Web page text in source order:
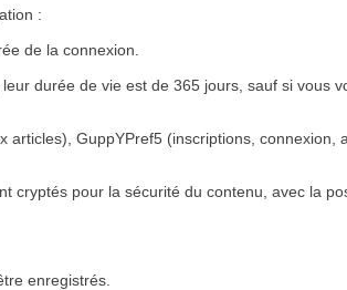
:
de la connexion.
durée de vie est de 365 jours, sauf si vous
GuppYPref5 (inscriptions, connexion,
cryptés pour la sécurité du contenu, avec la
enregistrés.